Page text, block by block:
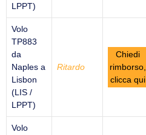
LPPT)
Volo
TP883
da
Naples a
Lisbon
(LIS /
LPPT)
Ritardo
Chiedi
rimborso,
clicca qui
Volo